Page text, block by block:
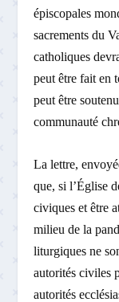
épiscopales
sacrements du
catholiques
peut être fait en
peut être
communauté
La lettre,
que, si l’Église
civiques et être
milieu de la
liturgiques ne
autorités civiles
autorités